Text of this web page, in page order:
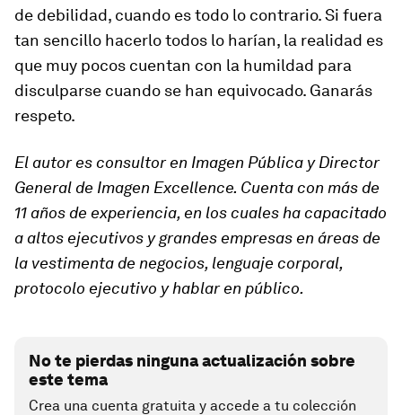
de debilidad, cuando es todo lo contrario. Si fuera
tan sencillo hacerlo todos lo harían, la realidad es
que muy pocos cuentan con la humildad para
disculparse cuando se han equivocado. Ganarás
respeto.
El autor es consultor en Imagen Pública y Director
General de Imagen Excellence. Cuenta con más de
11 años de experiencia, en los cuales ha capacitado
a altos ejecutivos y grandes empresas en áreas de
la vestimenta de negocios, lenguaje corporal,
protocolo ejecutivo y hablar en público.
No te pierdas ninguna actualización sobre
este tema
Crea una cuenta gratuita y accede a tu colección